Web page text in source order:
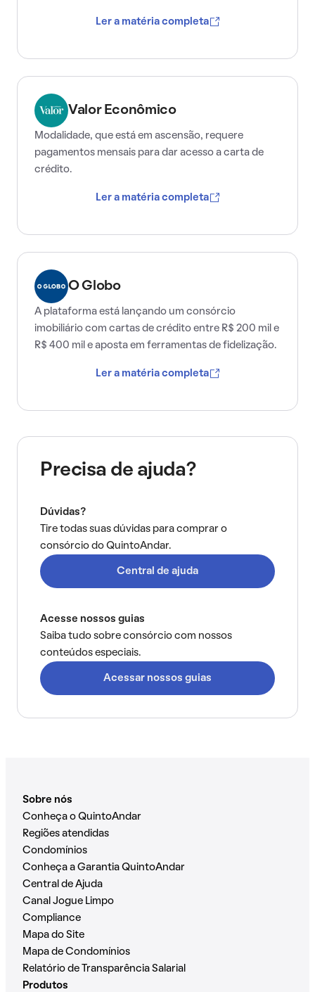
Ler a matéria completa
Valor Econômico
Modalidade, que está em ascensão, requere
pagamentos mensais para dar acesso a carta de
crédito.
Ler a matéria completa
O Globo
A plataforma está lançando um consórcio
imobiliário com cartas de crédito entre R$ 200 mil e
R$ 400 mil e aposta em ferramentas de fidelização.
Ler a matéria completa
Precisa de ajuda?
Dúvidas?
Tire todas suas dúvidas para comprar o
consórcio do QuintoAndar.
Central de ajuda
Acesse nossos guias
Saiba tudo sobre consórcio com nossos
conteúdos especiais.
Acessar nossos guias
Sobre nós
Conheça o QuintoAndar
Regiões atendidas
Condomínios
Conheça a Garantia QuintoAndar
Central de Ajuda
Canal Jogue Limpo
Compliance
Mapa do Site
Mapa de Condomínios
Relatório de Transparência Salarial
Produtos